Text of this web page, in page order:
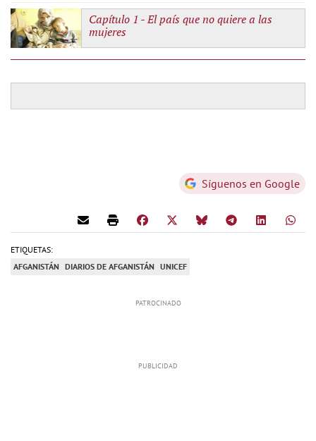
Capítulo 1 -El país que no quiere a las
mujeres
Síguenos en Google
ETIQUETAS:
AFGANISTÁN DIARIOS DE AFGANISTÁN UNICEF